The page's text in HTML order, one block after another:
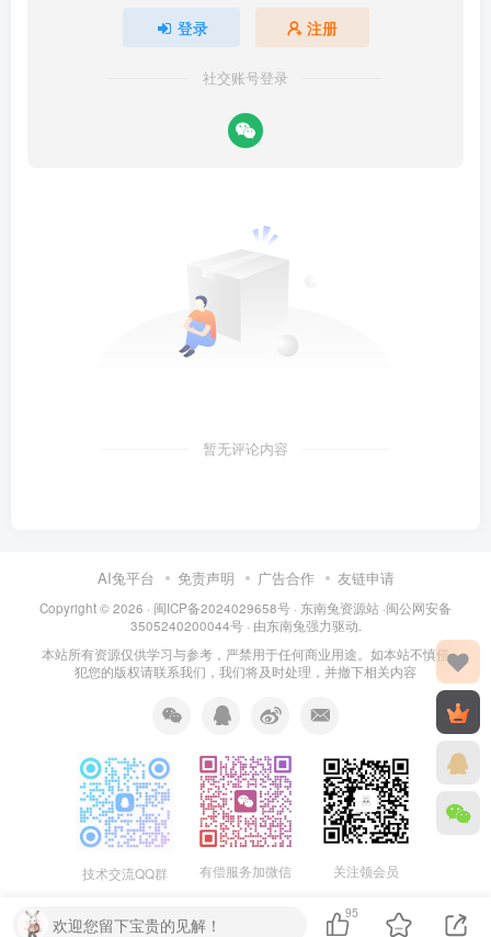
登录 注册
社交账号登录
暂无评论内容
AI兔平台 免责声明 广告合作 友链申请
Copyright © 2026 · 闽ICP备2024029658号 · 东南兔资源站 ·闽公网安备
3505240200044号· 由东南兔强力驱动.
本站所有资源仅供学习与参考，严禁用于任何商业用途。如本站不慎侵
犯您的版权请联系我们，我们将及时处理，并撤下相关内容
技术交流QQ群 有偿服务加微信 关注领会员
欢迎您留下宝贵的见解！
95